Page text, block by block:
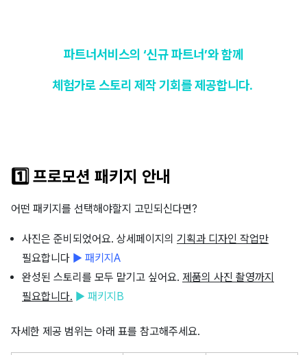
파트너서비스의 ‘신규 파트너’와 함께
체험가로 스토리 제작 기회를 제공합니다.
1️⃣ 프로모션 패키지 안내
어떤 패키지를 선택해야할지 고민되신다면?
사진은 준비되었어요. 상세페이지의 기획과 디자인 작업만
필요합니다 ▶ 패키지A
완성된 스토리를 모두 맡기고 싶어요. 제품의 사진 촬영까지
필요합니다. ▶ 패키지B
자세한 제공 범위는 아래 표를 참고해주세요.